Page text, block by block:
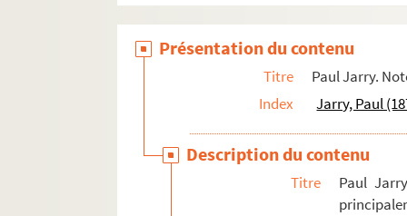
Commission des monuments naturels et
Société de l'histoire de l'art français
Documentation réunie par Paul Jarry et
Correspondance et papiers personnels
Présentation du contenu
Titre
Paul Jarry.
Index
Jarry, Paul
Description du contenu
Titre
Paul